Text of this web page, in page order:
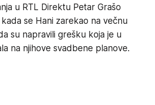
u RTL Direktu Petar Grašo
se Hani zarekao na večnu
su napravili grešku koja je u
na njihove svadbene planove.